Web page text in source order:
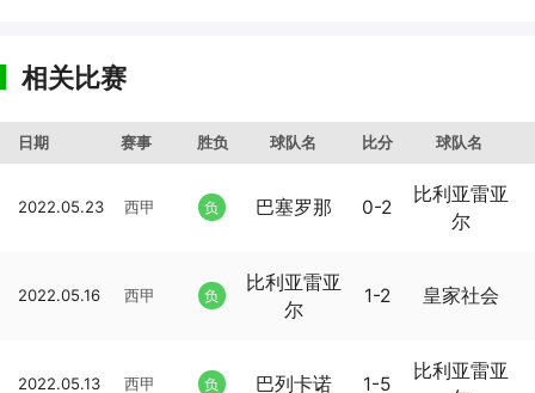
相关比赛
日期 赛事 胜负 球队名 比分 球队名
2022.05.23 西甲 负 巴塞罗那 0-2
比利亚雷亚
尔
2022.05.16 西甲 负
比利亚雷亚
尔
1-2 皇家社会
2022.05.13 西甲 负 巴列卡诺 1-5
比利亚雷亚